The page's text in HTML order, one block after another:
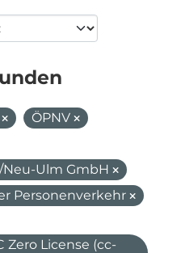
ÖPNV
Ulm GmbH
Personenverkehr
Zero License (cc-